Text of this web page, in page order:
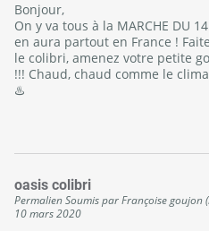
Bonjour,
On y va tous à la MARCHE DU
en aura partout en France !
le colibri, amenez votre petite
!!! Chaud, chaud comme le
♨️
oasis colibri
PermalienSoumis parFrançoise goujon
10 mars 2020